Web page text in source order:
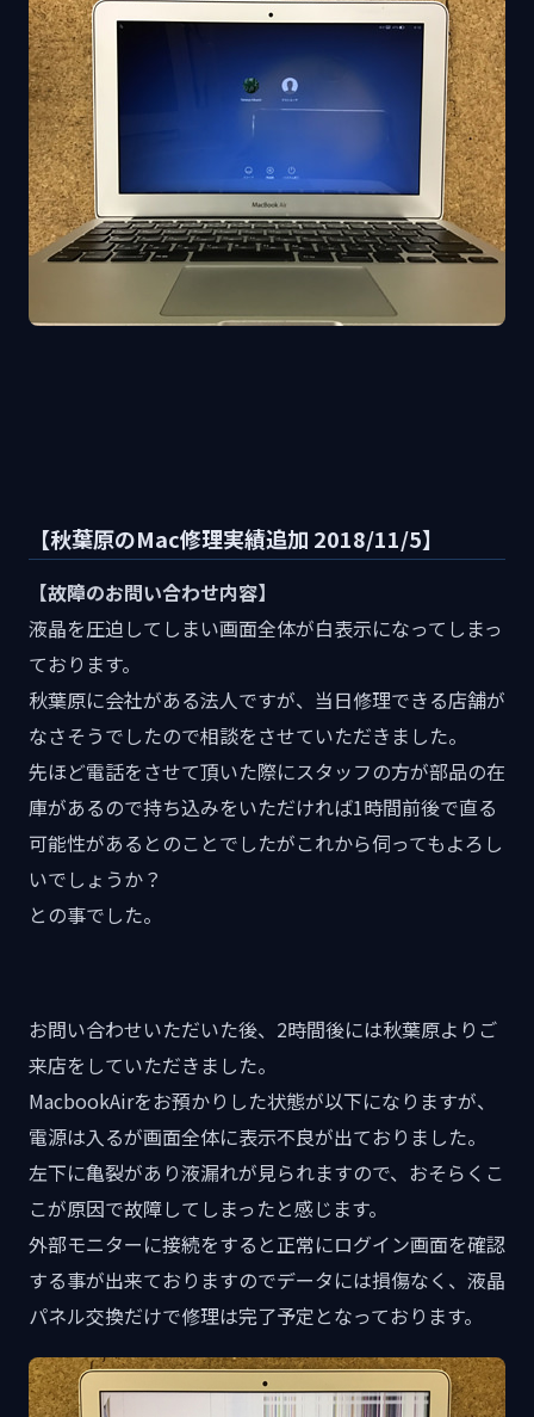
【秋葉原のMac修理実績追加 2018/11/5】
【故障のお問い合わせ内容】
液晶を圧迫してしまい画面全体が白表示になってしまっ
ております。
秋葉原に会社がある法人ですが、当日修理できる店舗が
なさそうでしたので相談をさせていただきました。
先ほど電話をさせて頂いた際にスタッフの方が部品の在
庫があるので持ち込みをいただければ1時間前後で直る
可能性があるとのことでしたがこれから伺ってもよろし
いでしょうか？
との事でした。
お問い合わせいただいた後、2時間後には秋葉原よりご
来店をしていただきました。
MacbookAirをお預かりした状態が以下になりますが、
電源は入るが画面全体に表示不良が出ておりました。
左下に亀裂があり液漏れが見られますので、おそらくこ
こが原因で故障してしまったと感じます。
外部モニターに接続をすると正常にログイン画面を確認
する事が出来ておりますのでデータには損傷なく、液晶
パネル交換だけで修理は完了予定となっております。